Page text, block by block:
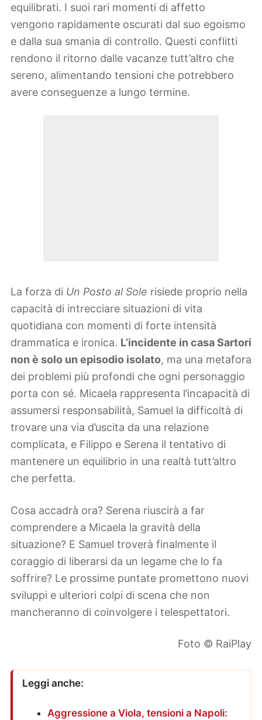
equilibrati. I suoi rari momenti di affetto
vengono rapidamente oscurati dal suo egoismo
e dalla sua smania di controllo. Questi conflitti
rendono il ritorno dalle vacanze tutt’altro che
sereno, alimentando tensioni che potrebbero
avere conseguenze a lungo termine.
La forza di Un Posto al Sole risiede proprio nella
capacità di intrecciare situazioni di vita
quotidiana con momenti di forte intensità
drammatica e ironica. L’incidente in casa Sartori
non è solo un episodio isolato, ma una metafora
dei problemi più profondi che ogni personaggio
porta con sé. Micaela rappresenta l’incapacità di
assumersi responsabilità, Samuel la difficoltà di
trovare una via d’uscita da una relazione
complicata, e Filippo e Serena il tentativo di
mantenere un equilibrio in una realtà tutt’altro
che perfetta.
Cosa accadrà ora? Serena riuscirà a far
comprendere a Micaela la gravità della
situazione? E Samuel troverà finalmente il
coraggio di liberarsi da un legame che lo fa
soffrire? Le prossime puntate promettono nuovi
sviluppi e ulteriori colpi di scena che non
mancheranno di coinvolgere i telespettatori.
Foto © RaiPlay
Leggi anche:
Aggressione a Viola, tensioni a Napoli: